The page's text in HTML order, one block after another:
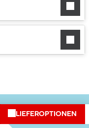
LIEFEROPTIONEN